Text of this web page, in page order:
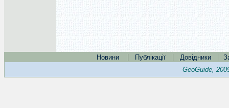
Новини | Публікації | Довідники |
GeoGuide,